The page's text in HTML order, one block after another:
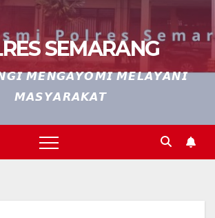
SEMARANG
𝙈𝙀𝙉𝙂𝘼𝙔𝙊𝙈𝙄 𝙈𝙀𝙇𝘼𝙔𝘼𝙉𝙄
𝙈𝘼𝙎𝙔𝘼𝙍𝘼𝙆𝘼𝙏